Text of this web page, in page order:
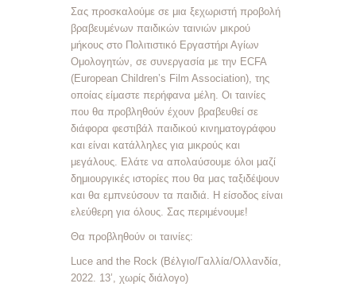
Σας προσκαλούμε σε μια ξεχωριστή προβολή
βραβευμένων παιδικών ταινιών μικρού
μήκους στο Πολιτιστικό Εργαστήρι Αγίων
Ομολογητών, σε συνεργασία με την ECFA
(European Children’s Film Association), της
οποίας είμαστε περήφανα μέλη. Οι ταινίες
που θα προβληθούν έχουν βραβευθεί σε
διάφορα φεστιβάλ παιδικού κινηματογράφου
και είναι κατάλληλες για μικρούς και
μεγάλους. Ελάτε να απολαύσουμε όλοι μαζί
δημιουργικές ιστορίες που θα μας ταξιδέψουν
και θα εμπνεύσουν τα παιδιά. Η είσοδος είναι
ελεύθερη για όλους. Σας περιμένουμε!
Θα προβληθούν οι ταινίες:
Luce and the Rock (Βέλγιο/Γαλλία/Ολλανδία,
2022. 13’, χωρίς διάλογο)